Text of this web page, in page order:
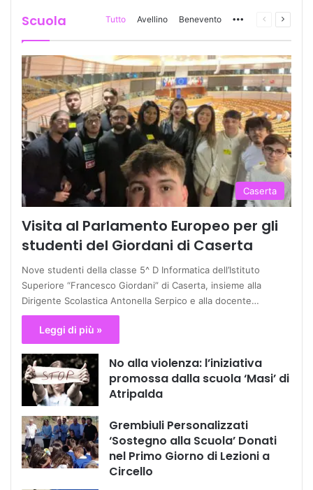
Scuola Tutto Avellino Benevento More Pagina
Caserta
Visita al Parlamento Europeo per gli
studenti del Giordani di Caserta
Nove studenti della classe 5^ D Informatica dell’Istituto
Superiore “Francesco Giordani” di Caserta, insieme alla
Dirigente Scolastica Antonella Serpico e alla docente…
Leggi di più »
No alla violenza: l’iniziativa
promossa dalla scuola ‘Masi’ di
Atripalda
Grembiuli Personalizzati
‘Sostegno alla Scuola’ Donati
nel Primo Giorno di Lezioni a
Circello